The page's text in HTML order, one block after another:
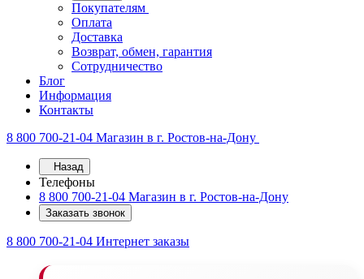
Покупателям
Оплата
Доставка
Возврат, обмен, гарантия
Сотрудничество
Блог
Информация
Контакты
8 800 700-21-04 Магазин в г. Ростов-на-Дону
Назад
Телефоны
8 800 700-21-04 Магазин в г. Ростов-на-Дону
Заказать звонок
8 800 700-21-04 Интернет заказы